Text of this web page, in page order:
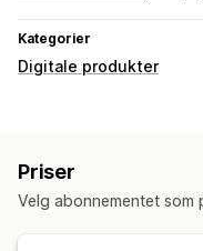
Kategorier
Digitale produkter
Priser
Velg abonnementet